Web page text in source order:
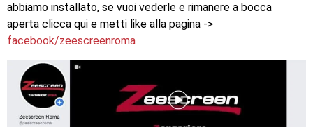
abbiamo installato, se vuoi vederle e rimanere a bocca
aperta clicca qui e metti like alla pagina ->
facebook/zeescreenroma